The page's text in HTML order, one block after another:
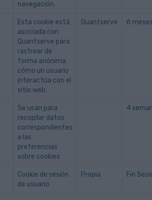
navegación.
Esta cookie está
asociada con
Quantserve para
rastrear de
forma anónima
cómo un usuario
interactúa con el
sitio web.
Quantserve 6
Se usan para
recopilar datos
correspondientes
a las
preferencias
sobre cookies
4
Cookie de sesión
de usuario
Propia Fin